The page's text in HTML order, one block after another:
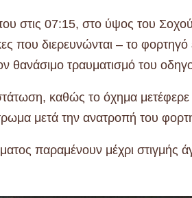
στις 07:15, στο ύψος του
που διερευνώνται – το φορτηγό
θανάσιμο τραυματισμό του
καθώς το όχημα μετέφερε
μετά την ανατροπή του
παραμένουν μέχρι στιγμής